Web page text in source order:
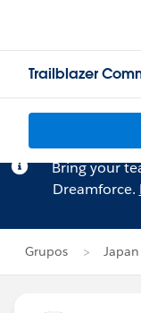
Trailblazer
Bring your
Dreamforce.
Grupos Japan